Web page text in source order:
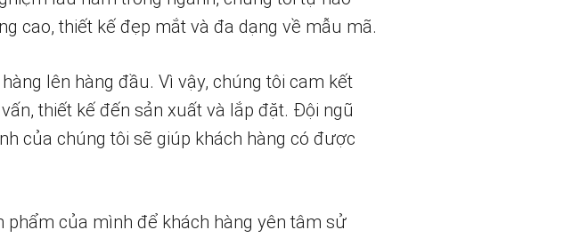
cao, thiết kế đẹp mắt và đa dạng về mẫu mã.
lên hàng đầu. Vì vậy, chúng tôi cam kết
thiết kế đến sản xuất và lắp đặt. Đội ngũ
của chúng tôi sẽ giúp khách hàng có được
phẩm của mình để khách hàng yên tâm sử